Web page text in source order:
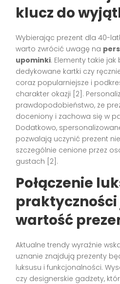
klucz do
Wybierając prezent dla 40-
warto zwrócić uwagę na
upominki. Elementy takie jak
dedykowane kartki czy
coraz popularniejsze i
charakter okazji [2].
prawdopodobieństwo, że
doceniony i zachowa się w
Dodatkowo,
pozwalają uczynić prezent
szczególnie cenione przez
gustach [2].
Połączenie
wartość
Aktualne trendy wyraźnie
uznanie znajdują prezenty
luksusu i funkcjonalności.
czy designerskie gadżety,